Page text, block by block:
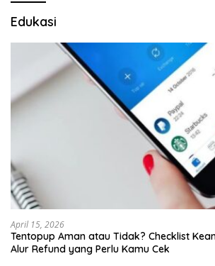
Edukasi
April 15, 2026
Tentopup Aman atau Tidak? Checklist
Alur Refund yang Perlu Kamu Cek